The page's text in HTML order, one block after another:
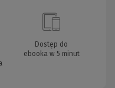
Dostęp do
ebooka w 5 minut